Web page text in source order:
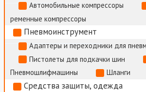
Автомобильные компрессоры
ременные компрессоры
Пневмоинструмент
Адаптеры и переходники для
Пистолеты для подкачки шин
Пневмошлифмашины
Шланги
Средства защиты, одежда